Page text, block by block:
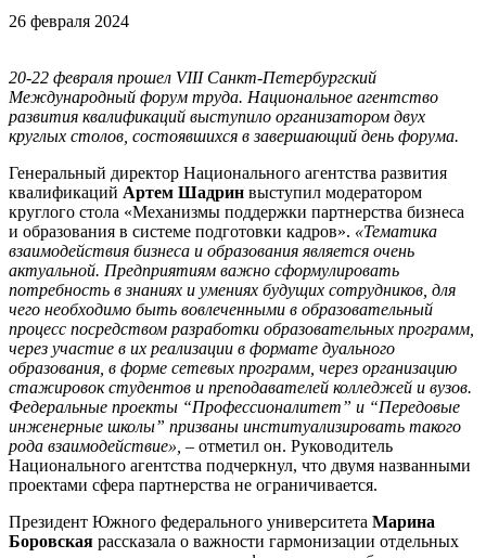
26 февраля 2024
20-22 февраля прошел VIII Санкт-Петербургский
Международный форум труда. Национальное агентство
развития квалификаций выступило организатором двух
круглых столов, состоявшихся в завершающий день форума.
Генеральный директор Национального агентства развития
квалификаций Артем Шадрин выступил модератором
круглого стола «Механизмы поддержки партнерства бизнеса
и образования в системе подготовки кадров». «Тематика
взаимодействия бизнеса и образования является очень
актуальной. Предприятиям важно сформулировать
потребность в знаниях и умениях будущих сотрудников, для
чего необходимо быть вовлеченными в образовательный
процесс посредством разработки образовательных программ,
через участие в их реализации в формате дуального
образования, в форме сетевых программ, через организацию
стажировок студентов и преподавателей колледжей и вузов.
Федеральные проекты “Профессионалитет” и “Передовые
инженерные школы” призваны институализировать такого
рода взаимодействие», – отметил он. Руководитель
Национального агентства подчеркнул, что двумя названными
проектами сфера партнерства не ограничивается.
Президент Южного федерального университета Марина
Боровская рассказала о важности гармонизации отдельных